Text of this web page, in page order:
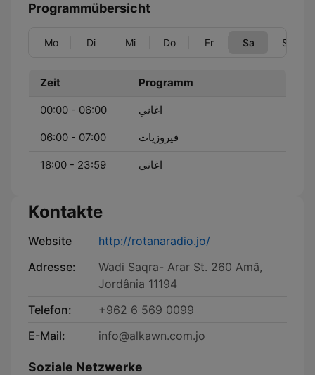
Programmübersicht
Mo Di Mi Do Fr Sa So
Zeit Programm
00:00 - 06:00 اغاني
06:00 - 07:00 فيروزيات
18:00 - 23:59 اغاني
Kontakte
Website
http://rotanaradio.jo/
Adresse:
Wadi Saqra- Arar St. 260 Amã,
Jordânia 11194
Telefon:
+962 6 569 0099
E-Mail:
info@alkawn.com.jo
Soziale Netzwerke